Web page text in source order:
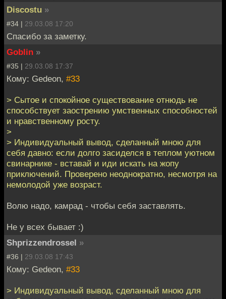
Discostu »
#34 | 29.03.08 17:20
Cпасибо за заметку.
Goblin »
#35 | 29.03.08 17:37
Кому: Gedeon, #33
> Сытое и спокойное существование отнюдь не
способствует заострению умственных способностей
и нравственному росту.
>
> Индивидуальный вывод, сделанный мною для
себя давно: если долго засиделся в теплом уютном
свинарнике - вставай и иди искать на жопу
приключений. Проверено неоднократно, несмотря на
немолодой уже возраст.
Волю надо, камрад - чтобы себя заставлять.
Не у всех бывает :)
Shprizzendrossel »
#36 | 29.03.08 17:43
Кому: Gedeon, #33
> Индивидуальный вывод, сделанный мною для